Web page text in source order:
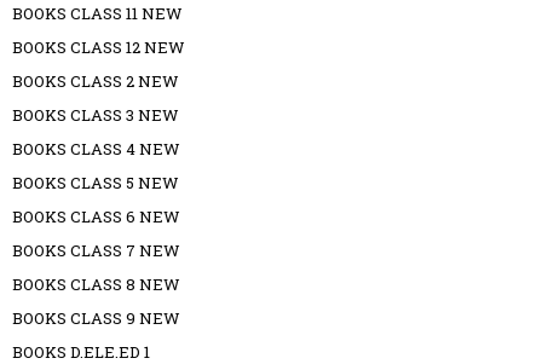
BOOKS CLASS 11 NEW
BOOKS CLASS 12 NEW
BOOKS CLASS 2 NEW
BOOKS CLASS 3 NEW
BOOKS CLASS 4 NEW
BOOKS CLASS 5 NEW
BOOKS CLASS 6 NEW
BOOKS CLASS 7 NEW
BOOKS CLASS 8 NEW
BOOKS CLASS 9 NEW
BOOKS D.ELE.ED 1